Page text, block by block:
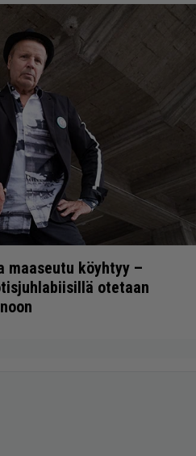
maaseutu köyhtyy –
otetaan